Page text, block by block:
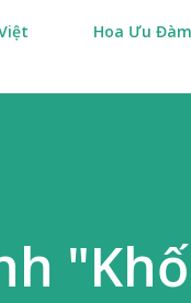
Hoa Ưu Đàm